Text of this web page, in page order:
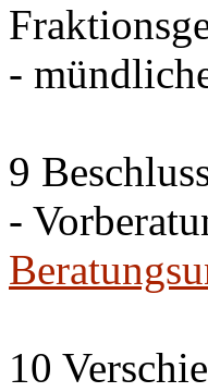
-
9
-
10